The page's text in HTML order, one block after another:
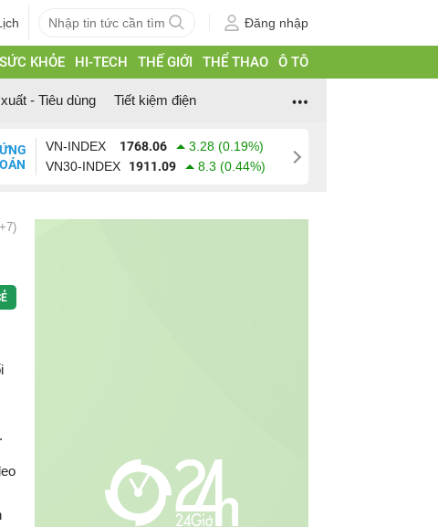
Đăng nhập
SỨC KHỎE HI-TECH THẾ GIỚI THỂ THAO Ô TÔ
- Tiêu dùng Tiết kiệm điện
VN-INDEX 1768.06
3.28 (0.19%)
VN30-INDEX
1911.09 8.3 (0.44%)